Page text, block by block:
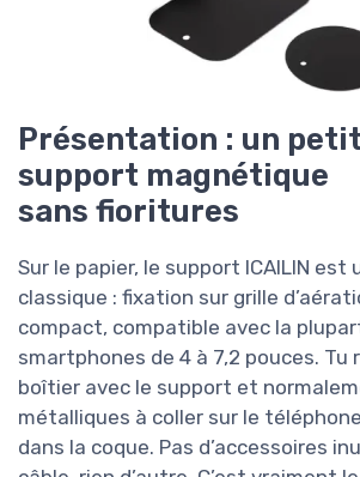
Présentation : un petit
support magnétique
sans fioritures
Sur le papier, le support ICAILIN est
classique : fixation sur grille
compact, compatible avec la
smartphones de 4 à 7,2 pouces. Tu
boîtier avec le support et
métalliques à coller sur le
dans la coque. Pas d’accessoires